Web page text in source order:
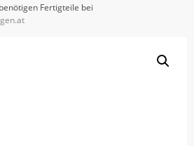
Fertigteile bei